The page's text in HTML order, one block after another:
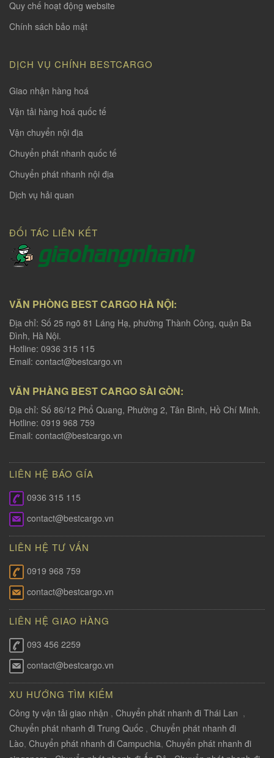
Quy chế hoạt động website
Chính sách bảo mật
DỊCH VỤ CHÍNH BESTCARGO
Giao nhận hàng hoá
Vận tải hàng hoá quốc tế
Vận chuyển nội địa
Chuyển phát nhanh quốc tế
Chuyển phát nhanh nội địa
Dịch vụ hải quan
ĐỐI TÁC LIÊN KẾT
VĂN PHÒNG BEST CARGO HÀ NỘI:
Địa chỉ: Số 25 ngõ 81 Láng Hạ, phường Thành Công, quận Ba
Đình, Hà Nội.
Hotline: 0936 315 115
Email: contact@bestcargo.vn
VĂN PHÀNG BEST CARGO SÀI GÒN:
Địa chỉ: Số 86/12 Phổ Quang, Phường 2, Tân Bình, Hồ Chí Minh.
Hotline: 0919 968 759
Email: contact@bestcargo.vn
LIÊN HỆ BÁO GÍA
0936 315 115
contact@bestcargo.vn
LIÊN HỆ TƯ VẤN
0919 968 759
contact@bestcargo.vn
LIÊN HỆ GIAO HÀNG
093 456 2259
contact@bestcargo.vn
XU HƯỚNG TÌM KIẾM
Công ty vận tải giao nhận , Chuyển phát nhanh đi Thái Lan ,
Chuyển phát nhanh đi Trung Quốc , Chuyển phát nhanh đi
Lào, Chuyển phát nhanh đi Campuchia, Chuyển phát nhanh đi